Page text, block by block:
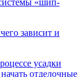
зависит и
усадки
отделочные